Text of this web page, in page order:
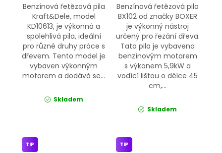
Benzínová řetězová pila
Kraft&Dele, model
KD10613, je výkonná a
spolehlivá pila, ideální
pro různé druhy práce s
dřevem. Tento model je
vybaven výkonným
motorem a dodává se...
Skladem
Benzínová řetězová pila
BX102 od značky BOXER
je výkonný nástroj
určený pro řezání dřeva.
Tato pila je vybavena
benzínovým motorem
s výkonem 5,9kW a
vodící lištou o délce 45
cm,...
Skladem
TIP TIP